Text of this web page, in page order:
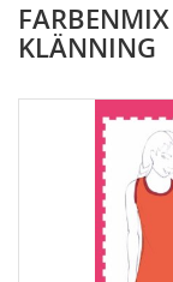
KLÄNNING